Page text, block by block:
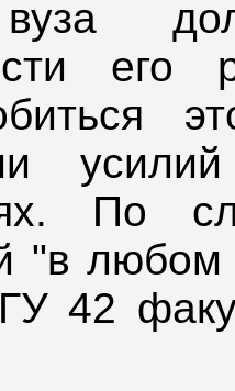
вуза
его
По
"в
42